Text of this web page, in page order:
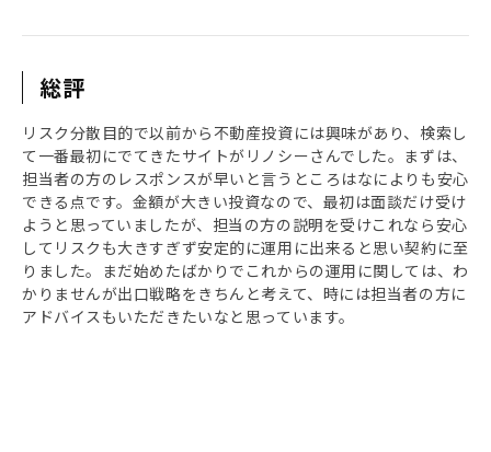
総評
リスク分散目的で以前から不動産投資には興味があり、検索し
て一番最初にでてきたサイトがリノシーさんでした。まずは、
担当者の方のレスポンスが早いと言うところはなによりも安心
できる点です。金額が大きい投資なので、最初は面談だけ受け
ようと思っていましたが、担当の方の説明を受けこれなら安心
してリスクも大きすぎず安定的に運用に出来ると思い契約に至
りました。まだ始めたばかりでこれからの運用に関しては、わ
かりませんが出口戦略をきちんと考えて、時には担当者の方に
アドバイスもいただきたいなと思っています。